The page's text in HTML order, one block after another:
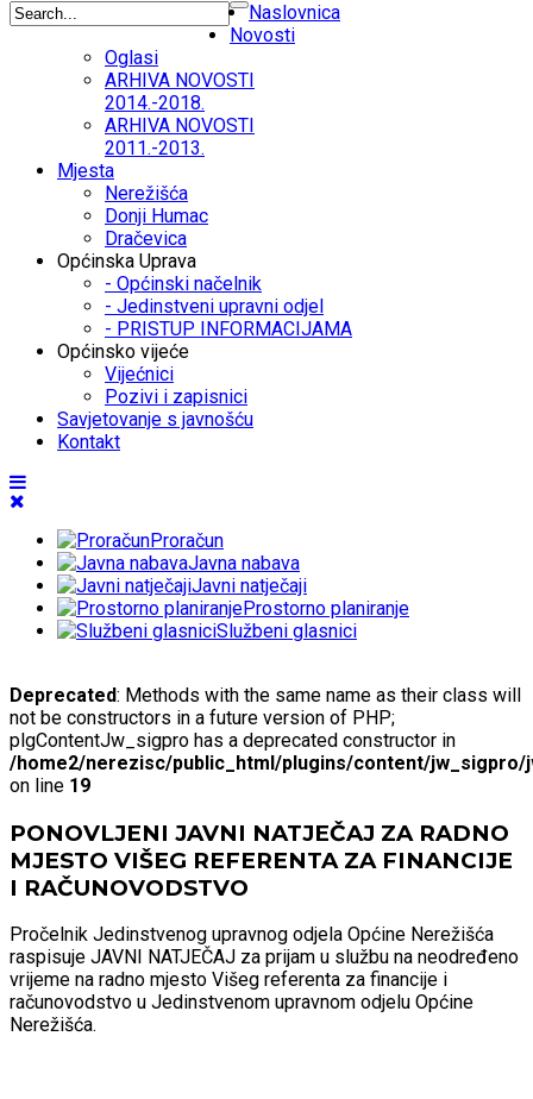
Naslovnica
Novosti
Oglasi
ARHIVA NOVOSTI
2014.-2018.
ARHIVA NOVOSTI
2011.-2013.
Mjesta
Nerežišća
Donji Humac
Dračevica
Općinska Uprava
- Općinski načelnik
- Jedinstveni upravni odjel
- PRISTUP INFORMACIJAMA
Općinsko vijeće
Vijećnici
Pozivi i zapisnici
Savjetovanje s javnošću
Kontakt
Proračun
Javna nabava
Javni natječaji
Prostorno planiranje
Službeni glasnici
Deprecated: Methods with the same name as their class will
not be constructors in a future version of PHP;
plgContentJw_sigpro has a deprecated constructor in
/home2/nerezisc/public_html/plugins/content/jw_sigpro/
on line 19
PONOVLJENI JAVNI NATJEČAJ ZA RADNO
MJESTO VIŠEG REFERENTA ZA FINANCIJE
I RAČUNOVODSTVO
Pročelnik Jedinstvenog upravnog odjela Općine Nerežišća
raspisuje JAVNI NATJEČAJ za prijam u službu na neodređeno
vrijeme na radno mjesto Višeg referenta za financije i
računovodstvo u Jedinstvenom upravnom odjelu Općine
Nerežišća.